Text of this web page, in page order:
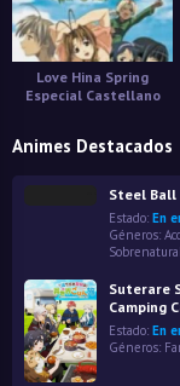
Love Hina Spring
Especial Castellano
Animes Destacados
Steel Ball
Estado: En
Géneros:
Sobrenatural
Suterare
Camping
Estado: En
Géneros: